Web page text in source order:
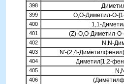
398
399 O,O-Диметил-O-
400 1,1-
401 (Z)-O,O-Диметил-
402 N,N-
403 N'-(2,4-
404 Диметил[1,2-
405
406